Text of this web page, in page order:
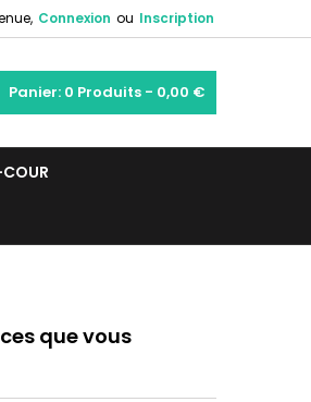
Connexion ou Inscription
Panier: 0 Produits - 0,00 €
que vous